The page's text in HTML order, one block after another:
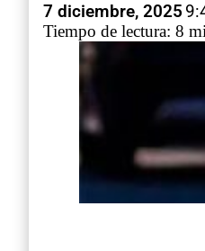
7 diciembre, 2025
Tiempo de lectura: 8